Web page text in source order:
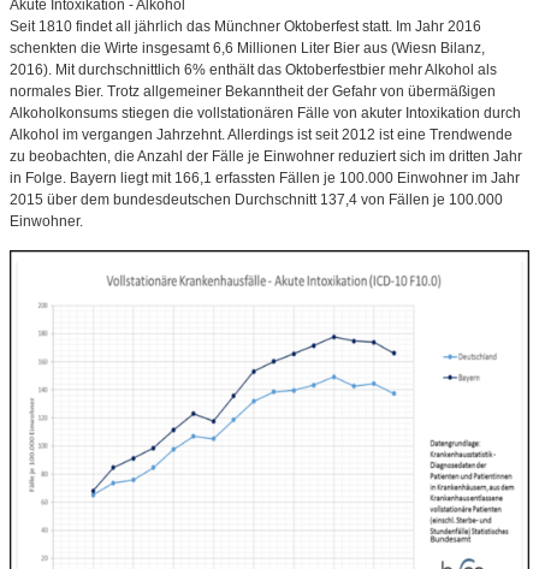
Akute Intoxikation - Alkohol
Seit 1810 findet all jährlich das Münchner Oktoberfest statt. Im Jahr 2016
schenkten die Wirte insgesamt 6,6 Millionen Liter Bier aus (Wiesn Bilanz,
2016). Mit durchschnittlich 6% enthält das Oktoberfestbier mehr Alkohol als
normales Bier. Trotz allgemeiner Bekanntheit der Gefahr von übermäßigen
Alkoholkonsums stiegen die vollstationären Fälle von akuter Intoxikation durch
Alkohol im vergangen Jahrzehnt. Allerdings ist seit 2012 ist eine Trendwende
zu beobachten, die Anzahl der Fälle je Einwohner reduziert sich im dritten Jahr
in Folge. Bayern liegt mit 166,1 erfassten Fällen je 100.000 Einwohner im Jahr
2015 über dem bundesdeutschen Durchschnitt 137,4 von Fällen je 100.000
Einwohner.